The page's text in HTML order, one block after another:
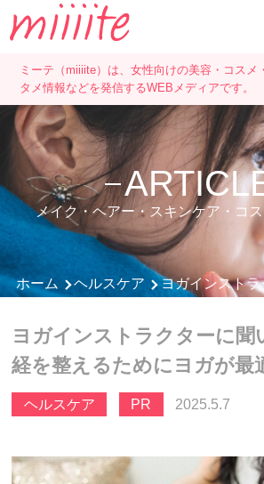
ミーテ（miiiite）は、女性向けの美容・コスメ
タメ情報などを発信するWEBメディアです。
メイク・ヘアー・スキンケア・コ
ホーム ヘルスケア ヨガインスト
ヨガインストラクターに聞
経を整えるためにヨガが最
ヘルスケア PR 2025.5.7